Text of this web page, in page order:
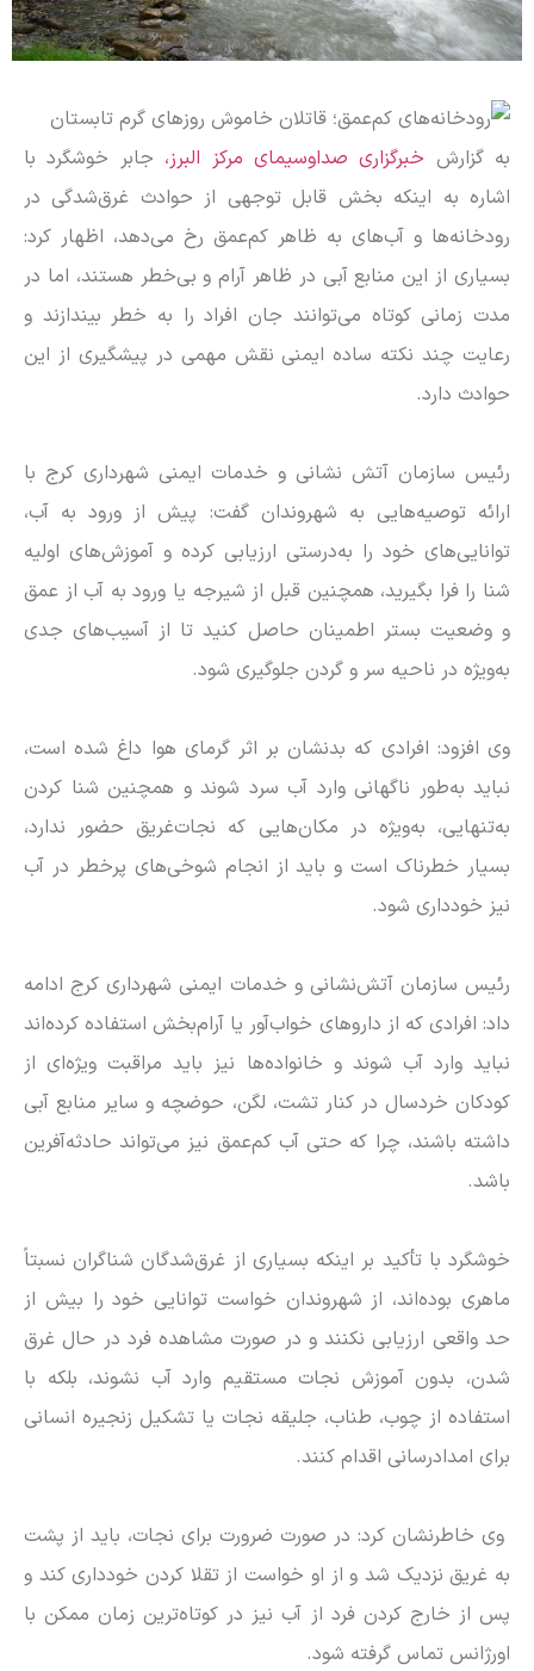
به گزارش خبرگزاری صداوسیمای مرکز البرز، جابر خوشگرد با
اشاره به اینکه بخش قابل توجهی از حوادث غرق‌شدگی در
رودخانه‌ها و آب‌های به ظاهر کم‌عمق رخ می‌دهد، اظهار کرد:
بسیاری از این منابع آبی در ظاهر آرام و بی‌خطر هستند، اما در
مدت زمانی کوتاه می‌توانند جان افراد را به خطر بیندازند و
رعایت چند نکته ساده ایمنی نقش مهمی در پیشگیری از این
حوادث دارد.
رئیس سازمان آتش نشانی و خدمات ایمنی شهرداری کرج با
ارائه توصیه‌هایی به شهروندان گفت: پیش از ورود به آب،
توانایی‌های خود را به‌درستی ارزیابی کرده و آموزش‌های اولیه
شنا را فرا بگیرید، همچنین قبل از شیرجه یا ورود به آب از عمق
و وضعیت بستر اطمینان حاصل کنید تا از آسیب‌های جدی
به‌ویژه در ناحیه سر و گردن جلوگیری شود.
وی افزود: افرادی که بدنشان بر اثر گرمای هوا داغ شده است،
نباید به‌طور ناگهانی وارد آب سرد شوند و همچنین شنا کردن
به‌تنهایی، به‌ویژه در مکان‌هایی که نجات‌غریق حضور ندارد،
بسیار خطرناک است و باید از انجام شوخی‌های پرخطر در آب
نیز خودداری شود.
رئیس سازمان آتش‌نشانی و خدمات ایمنی شهرداری کرج ادامه
داد: افرادی که از دارو‌های خواب‌آور یا آرام‌بخش استفاده کرده‌اند
نباید وارد آب شوند و خانواده‌ها نیز باید مراقبت ویژه‌ای از
کودکان خردسال در کنار تشت، لگن، حوضچه و سایر منابع آبی
داشته باشند، چرا که حتی آب کم‌عمق نیز می‌تواند حادثه‌آفرین
باشد.
خوشگرد با تأکید بر اینکه بسیاری از غرق‌شدگان شناگران نسبتاً
ماهری بوده‌اند، از شهروندان خواست توانایی خود را بیش از
حد واقعی ارزیابی نکنند و در صورت مشاهده فرد در حال غرق
شدن، بدون آموزش نجات مستقیم وارد آب نشوند، بلکه با
استفاده از چوب، طناب، جلیقه نجات یا تشکیل زنجیره انسانی
برای امدادرسانی اقدام کنند.
وی خاطرنشان کرد: در صورت ضرورت برای نجات، باید از پشت
به غریق نزدیک شد و از او خواست از تقلا کردن خودداری کند و
پس از خارج کردن فرد از آب نیز در کوتاه‌ترین زمان ممکن با
اورژانس تماس گرفته شود.